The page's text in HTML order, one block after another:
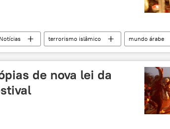
Notícias terrorismo islâmico
mundo árabe
de nova lei da